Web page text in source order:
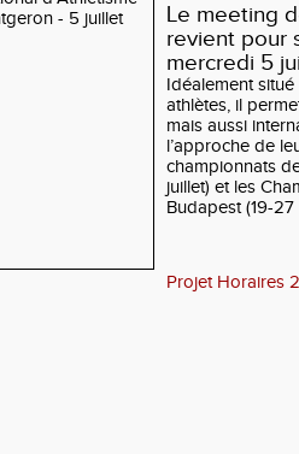
Le meeting
revient pour
mercredi 5
Idéalement
athlètes, il
mais aussi
l’approche de
championnats
juillet) et les
Budapest (19-27
Projet Horaires